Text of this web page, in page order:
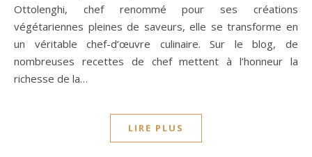
Ottolenghi, chef renommé pour ses créations
végétariennes pleines de saveurs, elle se transforme en
un véritable chef-d’œuvre culinaire. Sur le blog, de
nombreuses recettes de chef mettent à l’honneur la
richesse de la…
LIRE PLUS